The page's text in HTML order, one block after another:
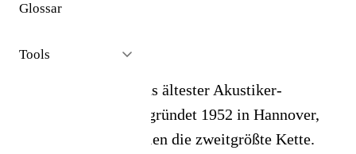
Glossar
Tools
4,4
4.250 Bewertungen
Kind ist Deutschlands ältester Akustiker-
Familienbetrieb - gegründet 1952 in Hannover,
heute mit 640+ Filialen die zweitgrößte Kette.